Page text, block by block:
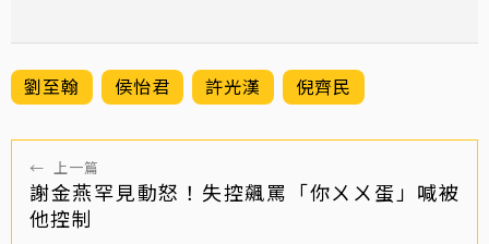
劉至翰 侯怡君 許光漢 倪齊民
← 上一篇
謝金燕罕見動怒！失控飆罵「你ㄨㄨ蛋」喊被
他控制